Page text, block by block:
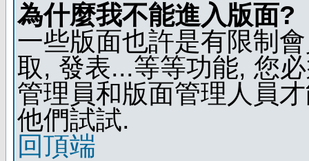
為什麼我不能進入版面?
一些版面也許是有限制
取, 發表...等等功能, 您
管理員和版面管理人員
他們試試.
回頂端